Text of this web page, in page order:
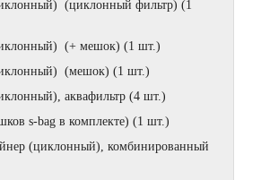
(циклонный фильтр) (1
(+ мешок) (1 шт.)
(мешок) (1 шт.)
аквафильтр (4 шт.)
s-bag в комплекте) (1 шт.)
(циклонный), комбинированный